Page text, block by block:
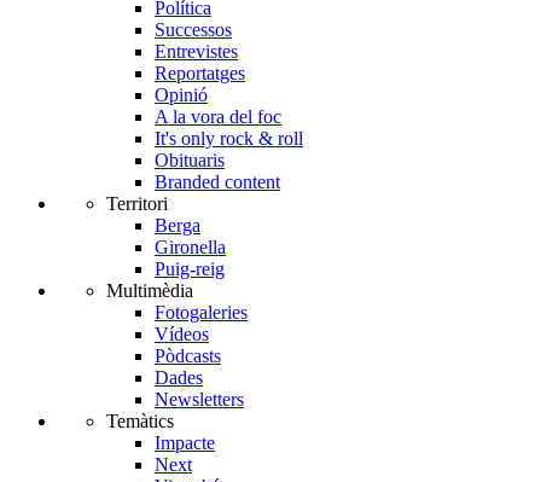
Política
Successos
Entrevistes
Reportatges
Opinió
A la vora del foc
It's only rock & roll
Obituaris
Branded content
Territori
Berga
Gironella
Puig-reig
Multimèdia
Fotogaleries
Vídeos
Pòdcasts
Dades
Newsletters
Temàtics
Impacte
Next